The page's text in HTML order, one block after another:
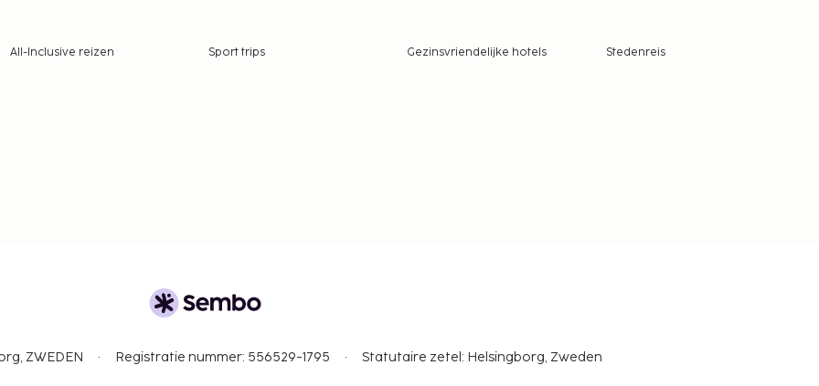
All-Inclusive reizen Sport trips Gezinsvriendelijke hotels Stedenreis
ZWEDEN Registratie nummer: 556529-1795 Statutaire zetel: Helsingborg, Zweden